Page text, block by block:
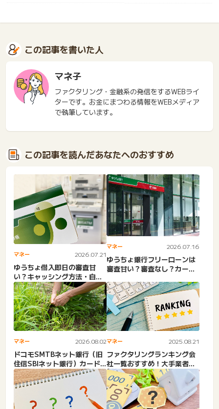
この記事を書いた人
マネ子
ファクタリング・金融系の発信をするWEBライ
ターです。お金にまつわる情報をWEBメディア
で執筆しています。
この記事を読んだあなたへのおすすめ
マネー 2026.07.21
ゆうちょ借入即日の審査甘
い？キャッシング方法・自動
貸付のやり方。郵便局・ゆう
ち...
マネー 2026.07.16
ゆうちょ銀行フリーローンは
審査甘い？審査なし？カード
動...
マネー 2026.08.02
ドコモSMTBネット銀行（旧
住信SBIネット銀行）カード
ローンは在籍確認なし？...
マネー 2025.08.21
ファクタリングランキング会
社一覧おすすめ！大手業者・
優良企業・安心即日業者・
サ...